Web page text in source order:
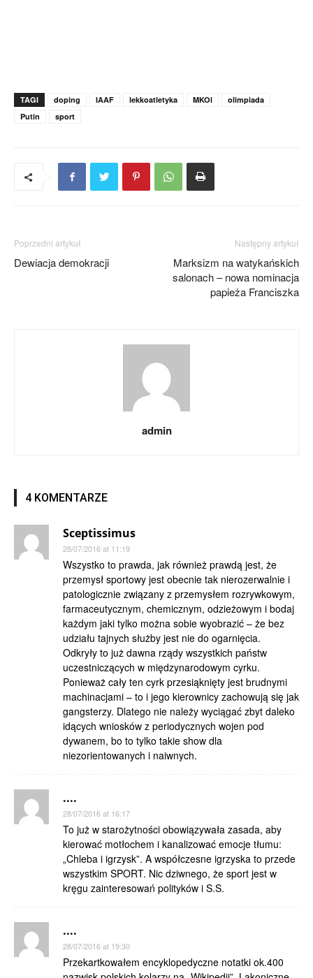
TAGI doping IAAF lekkoatletyka MKOl
olimpiada
Putin
sport
Poprzedni artykuł
Dewiacja demokracji
Następny artykuł
Marksizm na watykańskich
salonach – nowa nominacja
papieża Franciszka
admin
4 KOMENTARZE
Sceptissimus
28/07/2016 at 11:19
Wszystko to prawda, jak również prawdą jest, że
przemysł sportowy jest obecnie tak nierozerwalnie i
patologicznie związany z przemysłem rozrywkowym,
farmaceutycznym, chemicznym, odzieżowym i bodaj
każdym jaki tylko można sobie wyobrazić – że bez
udziału tajnych służby jest nie do ogarnięcia.
Odkryły to już dawna rządy wszystkich państw
uczestniczących w międzynarodowym cyrku.
Ponieważ cały ten cyrk przesiąknięty jest brudnymi
machinacjami – to i jego kierownicy zachowują się jak
gangsterzy. Dlatego nie należy wyciągać zbyt daleko
idących wniosków z periodycznych wojen pod
dywanem, bo to tylko takie show dla
niezorientowanych i naiwnych.
....
28/07/2016 at 16:17
To już w starożytności obowiązywała zasada, aby
kierować motłochem i kanalizować emocje tłumu:
„Chleba i igrzysk”. A współczesne igrzyska to przede
wszystkim SPORT. Nic dziwnego, że sport jest w
kręgu zainteresowań polityków i S.S.
....
28/07/2016 at 19:30
Przekartkowałem encyklopedyczne notatki ok.400